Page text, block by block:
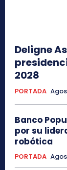
Deligne
2028
PORTADA
Banco
por su
robótica
PORTADA